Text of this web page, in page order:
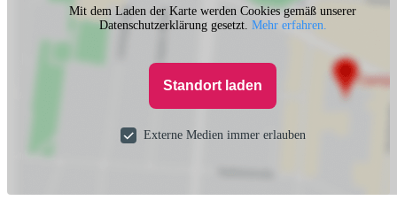
Mit dem Laden der Karte werden Cookies gemäß unserer
Datenschutzerklärung gesetzt. Mehr erfahren.
Standort laden
Externe Medien immer erlauben